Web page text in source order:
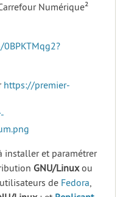
Numérique²
https://premier-
installer et paramétrer
GNU/Linuxou
de Fedora,